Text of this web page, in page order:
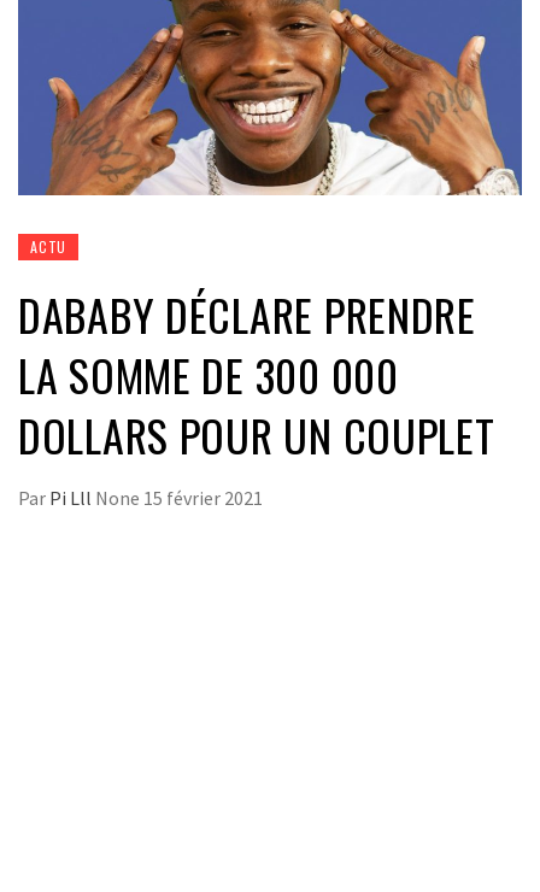
ACTU
DABABY DÉCLARE PRENDRE
LA SOMME DE 300 000
DOLLARS POUR UN COUPLET
Par Pi Lll None 15 février 2021